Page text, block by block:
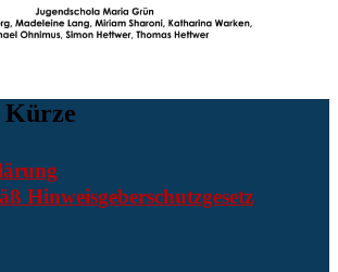
Kürze
Hinweisgeberschutzgesetz